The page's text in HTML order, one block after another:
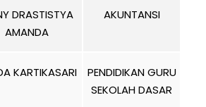
DRASTISTYA
AMANDA
AKUNTANSI
KARTIKASARI
PENDIDIKAN GURU
SEKOLAH DASAR